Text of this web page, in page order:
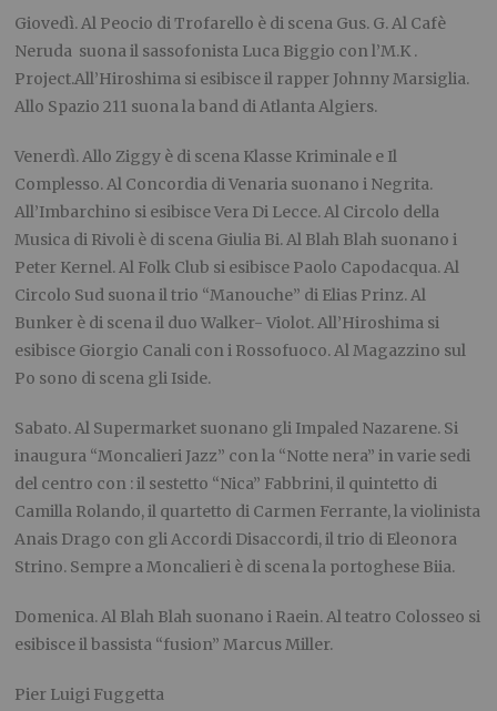
Giovedì.Al Peocio di Trofarello è di scena Gus. G. Al Cafè
Neruda suona il sassofonista Luca Biggio con l’M.K .
Project.All’Hiroshima si esibisce il rapper Johnny Marsiglia.
Allo Spazio 211 suona la band di Atlanta Algiers.
Venerdì.Allo Ziggy è di scena Klasse Kriminale e Il
Complesso. Al Concordia di Venaria suonano i Negrita.
All’Imbarchino si esibisce Vera Di Lecce.Al Circolo della
Musica di Rivoli è di scena Giulia Bi. Al Blah Blah suonano i
Peter Kernel. Al Folk Club si esibisce Paolo Capodacqua. Al
Circolo Sud suona il trio “Manouche” di Elias Prinz. Al
Bunker è di scena il duo Walker- Violot. All’Hiroshima si
esibisce Giorgio Canali con i Rossofuoco. Al Magazzino sul
Po sono di scena gli Iside.
Sabato.Al Supermarket suonano gli Impaled Nazarene. Si
inaugura “Moncalieri Jazz” con la “Notte nera” in varie sedi
del centro con : il sestetto “Nica” Fabbrini, il quintetto di
Camilla Rolando, il quartetto di Carmen Ferrante, la violinista
Anais Drago con gli Accordi Disaccordi, il trio di Eleonora
Strino. Sempre a Moncalieri è di scena la portoghese Biia.
Domenica.Al Blah Blah suonano i Raein. Al teatro Colosseo si
esibisce il bassista “fusion” Marcus Miller.
Pier Luigi Fuggetta